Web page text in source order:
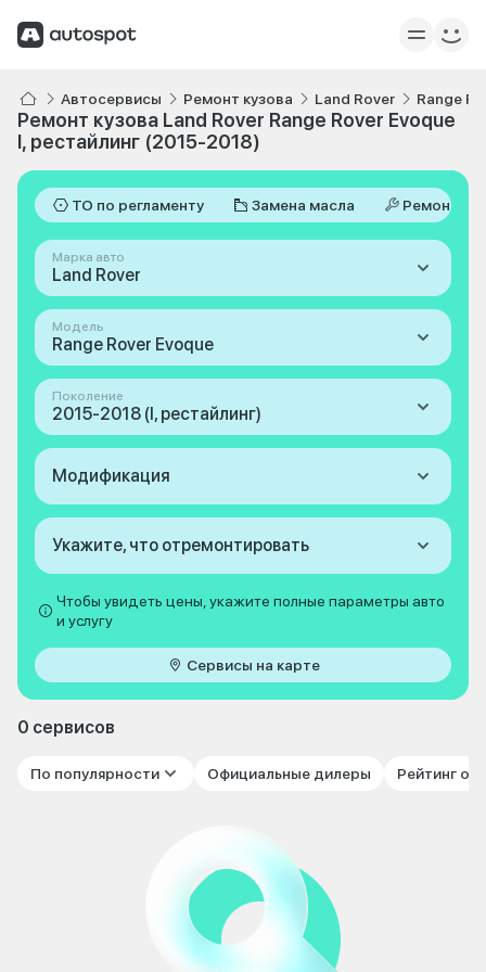
Автосервисы Ремонт кузова Land Rover Range
Ремонт кузова Land Rover Range Rover Evoque
I, рестайлинг (2015-2018)
ТО по регламенту Замена масла Ремонт
Марка авто
Land Rover
Модель
Range Rover Evoque
Поколение
2015-2018 (I, рестайлинг)
Модификация
Укажите, что отремонтировать
Чтобы увидеть цены, укажите полные параметры авто
и услугу
Сервисы на карте
0 сервисов
По популярности Официальные дилеры Рейтинг